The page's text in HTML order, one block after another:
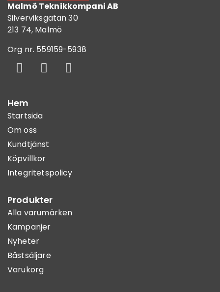
Malmö Teknikkompani AB
Silverviksgatan 30
213 74, Malmö
Org nr. 559159-5938
Hem
Startsida
Om oss
Kundtjänst
Köpvillkor
Integritetspolicy
Produkter
Alla varumärken
Kampanjer
Nyheter
Bästsäljare
Varukorg